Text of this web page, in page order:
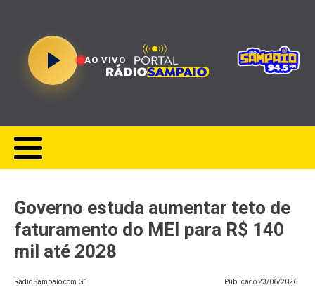
AO VIVO
Governo estuda aumentar teto de
faturamento do MEI para R$ 140
mil até 2028
Rádio Sampaio com G1 Publicado23/06/2026